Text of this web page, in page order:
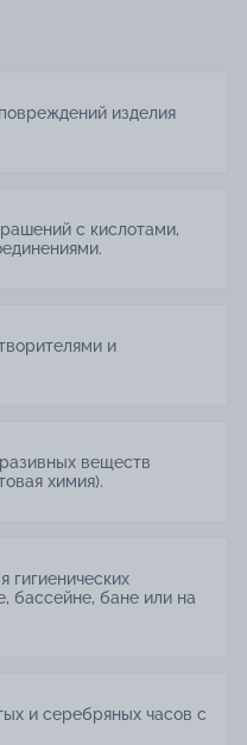
изделия
с кислотами,
и
веществ
химия).
гигиенических
бассейне, бане или на
и серебряных часов с